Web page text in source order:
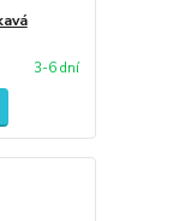
3-6 dní